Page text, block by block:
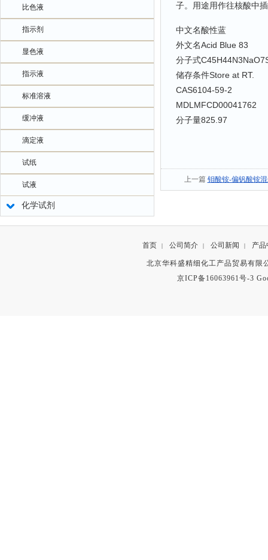
比色液
指示剂
显色液
指示液
标准溶液
缓冲液
滴定液
试纸
试液
化学试剂
子。用途用作往核酸中
中文名酸性蓝
外文名Acid Blue 83
分子式
储存条件Store at RT.
CAS6104-59-2
MDL MFCD00041762
分子量825.97
上一篇 钼酸铵-偏钒酸铵
首页 | 公司简介 | 公司新闻 | 产品
北京华科盛精细化工产品贸易有限
京ICP备16063961号-3